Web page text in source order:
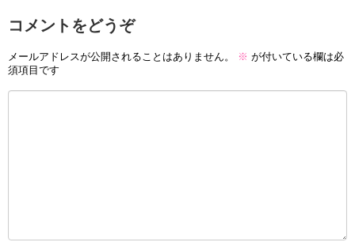
コメントをどうぞ
メールアドレスが公開されることはありません。 ※ が付いている欄は必
須項目です